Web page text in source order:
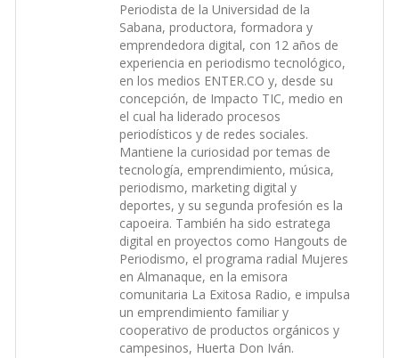
Periodista de la Universidad de la
Sabana, productora, formadora y
emprendedora digital, con 12 años de
experiencia en periodismo tecnológico,
en los medios ENTER.CO y, desde su
concepción, de Impacto TIC, medio en
el cual ha liderado procesos
periodísticos y de redes sociales.
Mantiene la curiosidad por temas de
tecnología, emprendimiento, música,
periodismo, marketing digital y
deportes, y su segunda profesión es la
capoeira. También ha sido estratega
digital en proyectos como Hangouts de
Periodismo, el programa radial Mujeres
en Almanaque, en la emisora
comunitaria La Exitosa Radio, e impulsa
un emprendimiento familiar y
cooperativo de productos orgánicos y
campesinos, Huerta Don Iván.